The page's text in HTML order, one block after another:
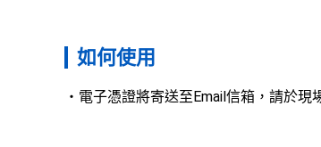
如何使用
電子憑證將寄送至Email信箱，請於現